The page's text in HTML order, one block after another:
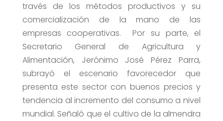
través de los métodos productivos y su
comercialización de la mano de las
empresas cooperativas. Por su parte, el
Secretario General de Agricultura y
Alimentación, Jerónimo José Pérez Parra,
subrayó el escenario favorecedor que
presenta este sector con buenos precios y
tendencia al incremento del consumo a nivel
mundial. Señaló que el cultivo de la almendra